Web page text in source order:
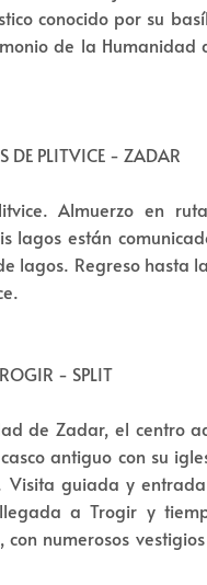
conocido por su
de la Humanidad
DE PLITVICE - ZADAR
Almuerzo en
lagos están
lagos. Regreso hasta
- SPLIT
de Zadar, el centro
antiguo con su
Visita guiada y
a Trogir y
numerosos